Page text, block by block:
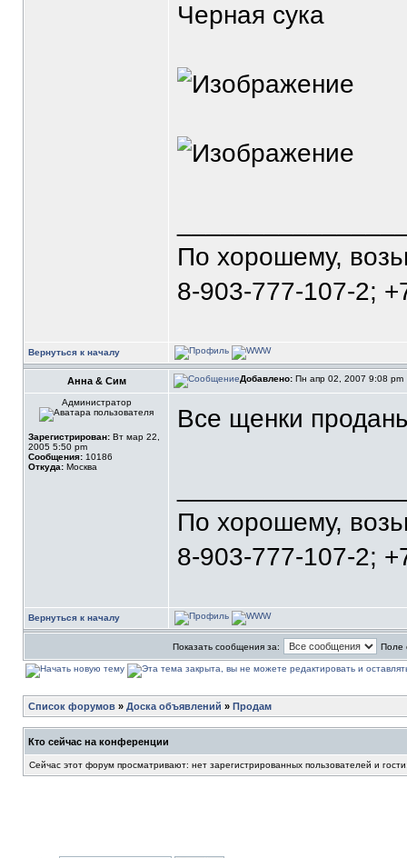
Черная сука
По хорошему,
8-903-777-107-2;
Вернуться к началу
Анна & Сим Добавлено: Пн апр 02, 2007 9:08 pm
Администратор
Зарегистрирован: Вт мар 22,
2005 5:50 pm
Сообщения: 10186
Откуда: Москва
Все щенки
По хорошему,
8-903-777-107-2;
Вернуться к началу
Показать сообщения за: Поле
Список форумов » Доска объявлений » Продам
Кто сейчас на конференции
Сейчас этот форум просматривают: нет зарегистрированных пользователей и